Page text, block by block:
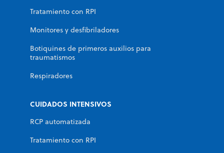
Tratamiento con RPI
Monitores y desfibriladores
Botiquines de primeros auxilios para
traumatismos
Respiradores
CUIDADOS INTENSIVOS
RCP automatizada
Tratamiento con RPI